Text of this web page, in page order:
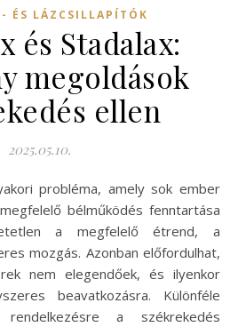
ÉS LÁZCSILLAPÍTÓK
és Stadalax:
megoldások
ellen
2025.05.10.
bélműködés fenntartása
a megfelelő étrend, a
mozgás. Azonban előfordulhat,
nem elegendőek, és ilyenkor
beavatkozásra. Különféle
rendelkezésre a székrekedés